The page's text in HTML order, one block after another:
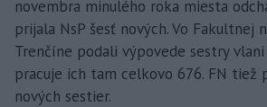
novembra minulého roka miesta
prijala NsP šesť nových. Vo Fakultnej
Trenčíne podali výpovede sestry vlani
pracuje ich tam celkovo 676. FN tiež
nových sestier.